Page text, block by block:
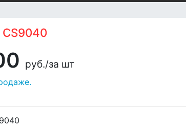
CS9040
руб./за шт